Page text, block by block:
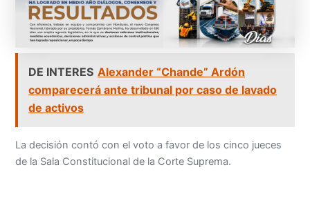
DE INTERES Alexander “Chande” Ardón
comparecerá ante tribunal por caso de lavado
de activos
La decisión contó con el voto a favor de los cinco jueces
de la Sala Constitucional de la Corte Suprema.